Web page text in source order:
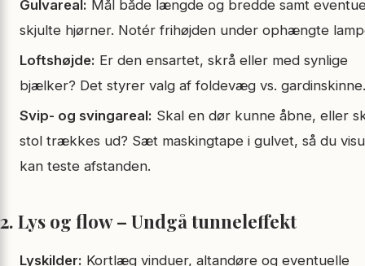
Gulvareal: Mål både længde og bredde samt
skjulte hjørner. Notér frihøjden under ophængte
Loftshøjde: Er den ensartet, skrå eller med synlige
bjælker? Det styrer valg af foldevæg vs. gardinskinne.
Svip- og svingareal: Skal en dør kunne åbne, eller
stol trækkes ud? Sæt maskingtape i gulvet, så du
kan teste afstanden.
2. Lys og flow – Undgå tunnel­effekt
Lyskilder: Kortlæg vinduer, altandøre og eventuelle